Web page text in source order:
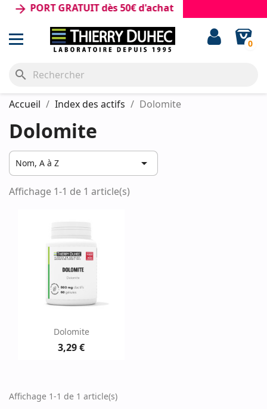
arrow_forwardPORT GRATUIT dès 50€ d'achat
0
search
Accueil Index des actifs Dolomite
Dolomite
Nom, A à Z 
Affichage 1-1 de 1 article(s)
Dolomite
3,29 €
Affichage 1-1 de 1 article(s)